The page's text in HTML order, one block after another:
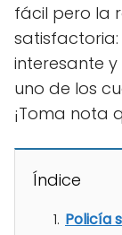
fácil pero la
interesante
uno de los
¡Toma nota
Índice
Policía